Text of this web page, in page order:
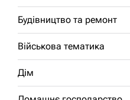
Будівництво та ремонт
Військова тематика
Дім